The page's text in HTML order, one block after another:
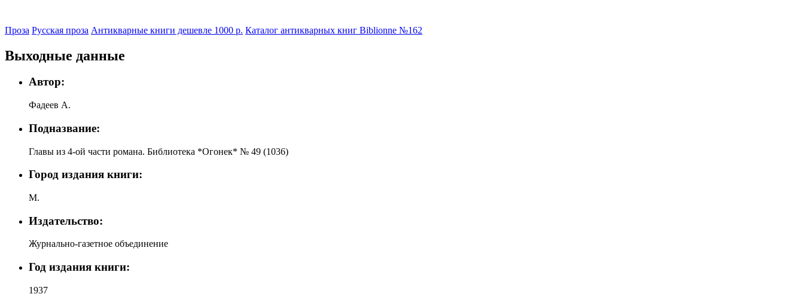
Проза Русская проза Антикварные книги дешевле 1000 р. Каталог антикварных книг Biblionne №162
Выходные данные
Автор:
Фадеев А.
Подназвание:
Главы из 4-ой части романа. Библиотека *Огонек* № 49 (1036)
Город издания книги:
М.
Издательство:
Журнально-газетное объединение
Год издания книги:
1937